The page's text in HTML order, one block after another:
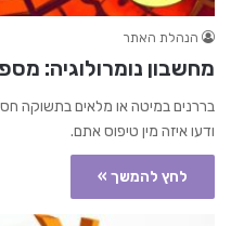
הנהלת האתר
מחשבון נומרולוגיה:
בררנים במיטה או מלאים בתשוקה
ודעו איזה מין טיפוס אתם.
לחץ להמשך »